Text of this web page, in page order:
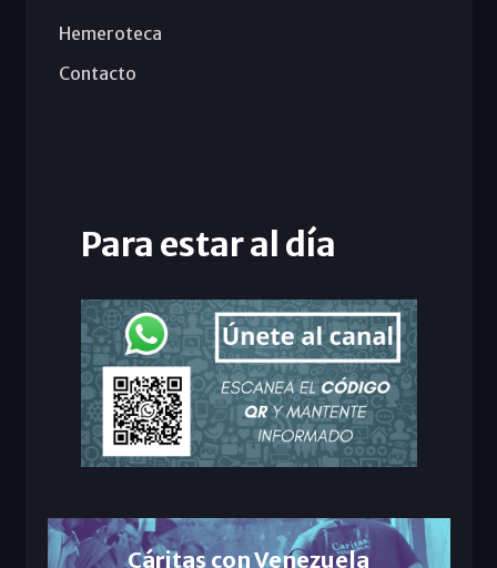
Hemeroteca
Contacto
Para estar al día
Cáritas con Venezuela